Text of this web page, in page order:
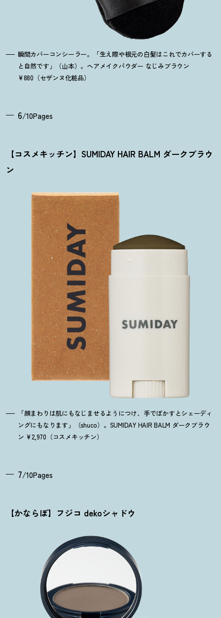
瞬間カバーコンシーラー。「生え際や根元の白髪はこれでカバーする
と自然です」（山本）。ヘアメイクパウダー なじみブラウン
¥880（セザンヌ化粧品）
6/10Pages
【コスメキッチン】SUMIDAY HAIR BALM ダークブラウ
ン
「顔まわりは肌にもなじませるようにつけ、手でぼかすとシェーディ
ングにもなります」（shuco）。SUMIDAY HAIR BALM ダークブラウ
ン ¥2,970（コスメキッチン）
7/10Pages
【かならぼ】フジコ dekoシャドウ